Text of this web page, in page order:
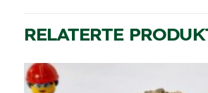
RELATERTE